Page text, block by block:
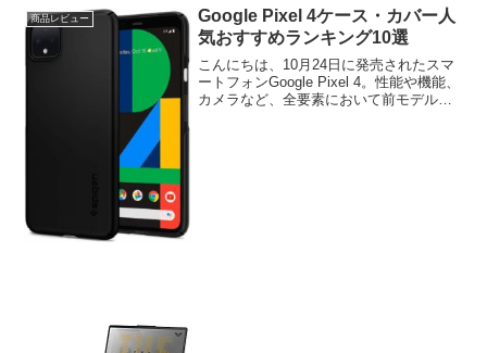
商品レビュー
Google Pixel 4ケース・カバー人
気おすすめランキング10選
こんにちは、10月24日に発売されたスマ
ートフォンGoogle Pixel 4。性能や機能、
カメラなど、全要素において前モデル